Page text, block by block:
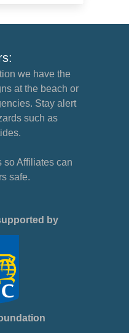
we have the
at the beach or
Stay alert
such as
so Affiliates can
safe.
by